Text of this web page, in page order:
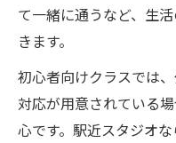
て一緒に通うなど、生
きます。
初心者向けクラスでは
対応が用意されている
心です。駅近スタジオ